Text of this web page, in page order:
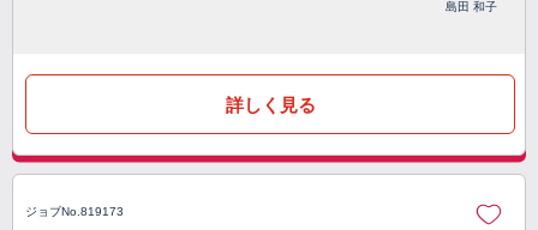
島田 和子
詳しく見る
ジョブNo.819173